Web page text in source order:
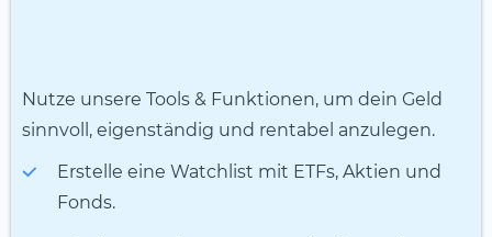
Nutze unsere Tools & Funktionen, um dein Geld
sinnvoll, eigenständig und rentabel anzulegen.
Erstelle eine Watchlist mit ETFs, Aktien und
Fonds.